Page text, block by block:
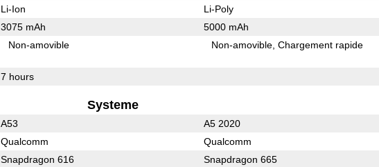
Li-Ion Li-Poly
3075 mAh 5000 mAh
Non-amovible Non-amovible Chargement rapide
7 hours
Systeme
A53 A5 2020
Qualcomm Qualcomm
Snapdragon 616 Snapdragon 665